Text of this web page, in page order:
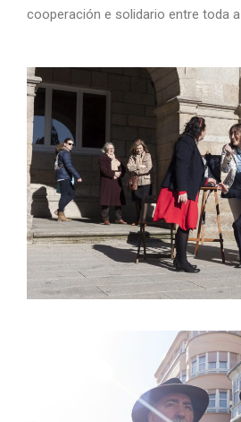
cooperación e solidario entre toda a